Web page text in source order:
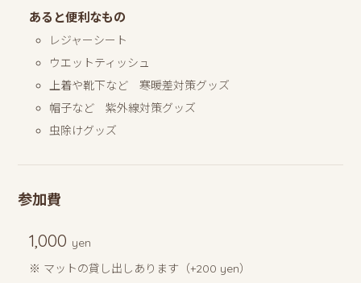
あると便利なもの
レジャーシート
ウエットティッシュ
上着や靴下など 寒暖差対策グッズ
帽子など 紫外線対策グッズ
虫除けグッズ
参加費
1,000 yen
※ マットの貸し出しあります（+200 yen）